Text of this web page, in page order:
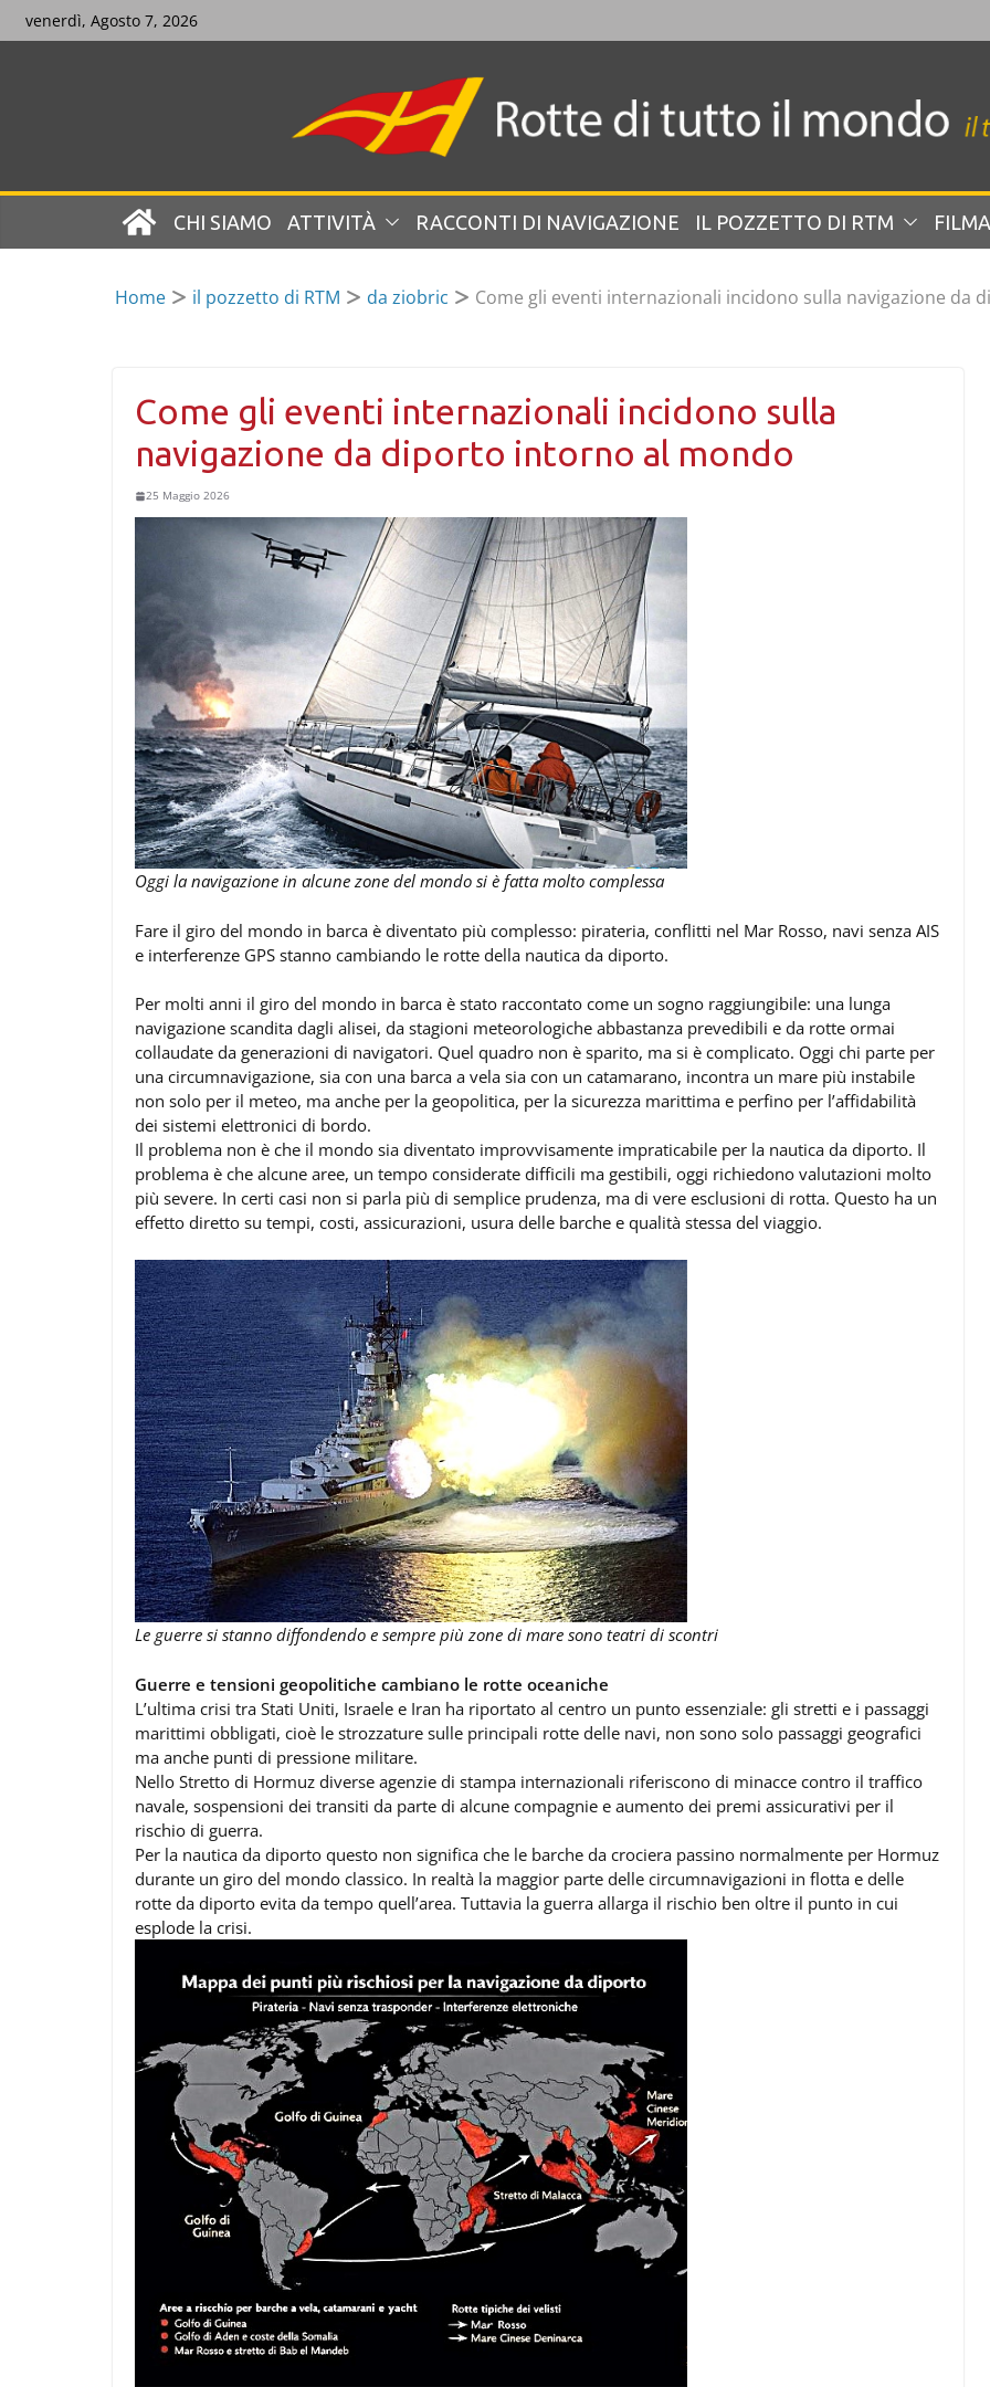
to
venerdì, Agosto 7, 2026
CHI SIAMO ATTIVITÀ RACCONTI DI NAVIGAZIONE IL POZZETTO DI RTM
Home il pozzetto di RTM da ziobric Come gli eventi internazionali incidono sulla navigazione da
Come gli eventi internazionali incidono sulla
navigazione da diporto intorno al mondo
25 Maggio 2026
Oggi la navigazione in alcune zone del mondo si è fatta molto complessa
Fare il giro del mondo in barca è diventato più complesso: pirateria, conflitti nel Mar Rosso, navi senza AIS
e interferenze GPS stanno cambiando le rotte della nautica da diporto.
Per molti anni il giro del mondo in barca è stato raccontato come un sogno raggiungibile: una lunga
navigazione scandita dagli alisei, da stagioni meteorologiche abbastanza prevedibili e da rotte ormai
collaudate da generazioni di navigatori. Quel quadro non è sparito, ma si è complicato. Oggi chi parte per
una circumnavigazione, sia con una barca a vela sia con un catamarano, incontra un mare più instabile
non solo per il meteo, ma anche per la geopolitica, per la sicurezza marittima e perfino per l’affidabilità
dei sistemi elettronici di bordo.
Il problema non è che il mondo sia diventato improvvisamente impraticabile per la nautica da diporto. Il
problema è che alcune aree, un tempo considerate difficili ma gestibili, oggi richiedono valutazioni molto
più severe. In certi casi non si parla più di semplice prudenza, ma di vere esclusioni di rotta. Questo ha un
effetto diretto su tempi, costi, assicurazioni, usura delle barche e qualità stessa del viaggio.
Le guerre si stanno diffondendo e sempre più zone di mare sono teatri di scontri
Guerre e tensioni geopolitiche cambiano le rotte oceaniche
L’ultima crisi tra Stati Uniti, Israele e Iran ha riportato al centro un punto essenziale: gli stretti e i passaggi
marittimi obbligati, cioè le strozzature sulle principali rotte delle navi, non sono solo passaggi geografici
ma anche punti di pressione militare.
Nello Stretto di Hormuz diverse agenzie di stampa internazionali riferiscono di minacce contro il traffico
navale, sospensioni dei transiti da parte di alcune compagnie e aumento dei premi assicurativi per il
rischio di guerra.
Per la nautica da diporto questo non significa che le barche da crociera passino normalmente per Hormuz
durante un giro del mondo classico. In realtà la maggior parte delle circumnavigazioni in flotta e delle
rotte da diporto evita da tempo quell’area. Tuttavia la guerra allarga il rischio ben oltre il punto in cui
esplode la crisi.